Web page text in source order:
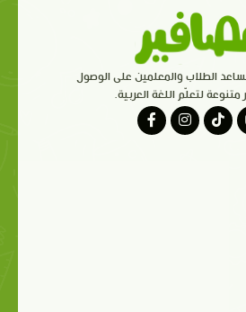
الطلاب والمعلمين على الوصول
متنوعة لتعلّم اللغة العربية.